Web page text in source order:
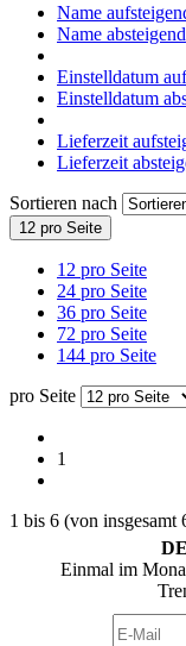
Name
Name absteigend
Einstelldatum
Einstelldatum
Lieferzeit
Lieferzeit
Sortieren nach
12 pro Seite
12 pro Seite
24 pro Seite
36 pro Seite
72 pro Seite
144 pro Seite
pro Seite
1
1 bis 6 (von insgesamt
Einmal im